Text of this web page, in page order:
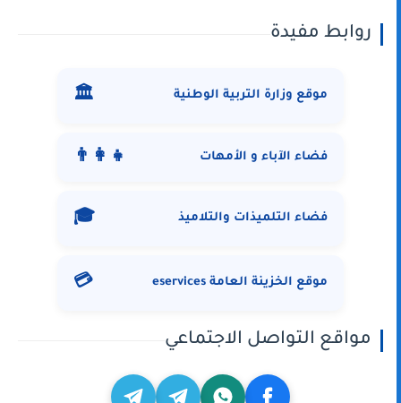
روابط مفيدة
موقع وزارة التربية الوطنية 🏛️
فضاء الآباء و الأمهات 👨‍👩‍👧
فضاء التلميذات والتلاميذ 🎓
موقع الخزينة العامة eservices 💳
مواقع التواصل الاجتماعي